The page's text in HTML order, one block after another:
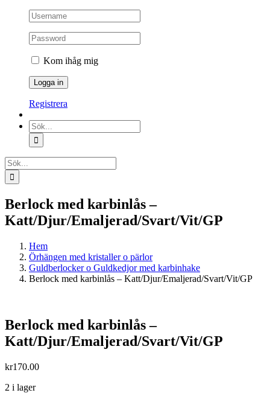
Kom ihåg mig
Registrera
Sök
efter:
Sök
efter:
Berlock med karbinlås –
Katt/Djur/Emaljerad/Svart/Vit/GP
Hem
Örhängen med kristaller o pärlor
Guldberlocker o Guldkedjor med karbinhake
Berlock med karbinlås – Katt/Djur/Emaljerad/Svart/Vit/GP
Berlock med karbinlås –
Katt/Djur/Emaljerad/Svart/Vit/GP
kr170.00
2 i lager